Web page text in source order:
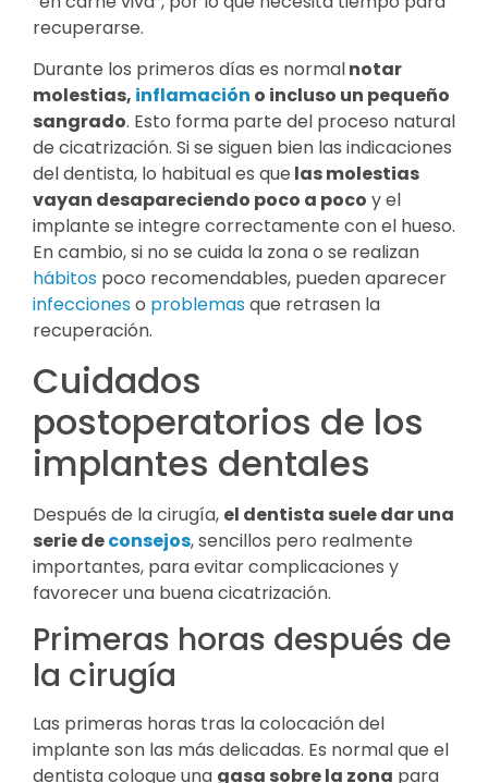
recuperarse.
Durante los primeros días es normalnotar
molestias, inflamación o incluso un pequeño
sangrado. Esto forma parte del proceso natural
de cicatrización. Si se siguen bien las indicaciones
del dentista, lo habitual es que las molestias
vayan desapareciendo poco a poco y el
implante se integre correctamente con el hueso.
En cambio, si no se cuida la zona o se realizan
hábitos poco recomendables, pueden aparecer
infeccioneso problemasque retrasen la
recuperación.
Cuidados
postoperatorios de los
implantes dentales
Después de la cirugía, el dentista suele dar una
serie deconsejos, sencillos pero realmente
importantes, para evitar complicaciones y
favorecer una buena cicatrización.
Primeras horas después de
la cirugía
Las primeras horas tras la colocación del
implante son las más delicadas. Es normal que el
dentista coloque una gasa sobre la zona para